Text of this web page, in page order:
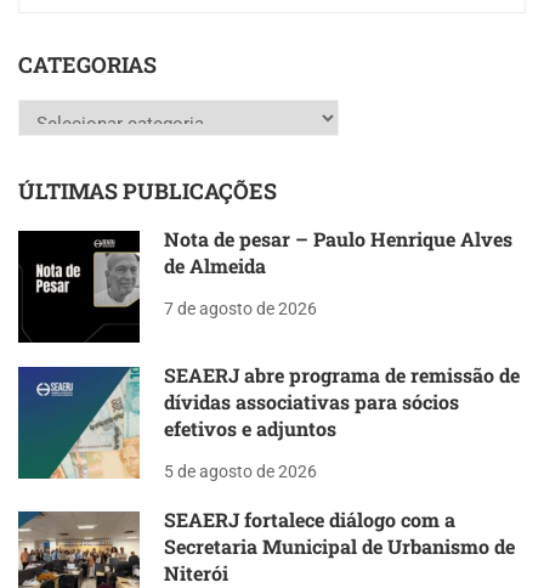
CATEGORIAS
Categorias
ÚLTIMAS PUBLICAÇÕES
Nota de pesar – Paulo Henrique Alves
de Almeida
7 de agosto de 2026
SEAERJ abre programa de remissão de
dívidas associativas para sócios
efetivos e adjuntos
5 de agosto de 2026
SEAERJ fortalece diálogo com a
Secretaria Municipal de Urbanismo de
Niterói